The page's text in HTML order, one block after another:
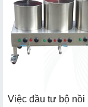
Việc đầu tư bộ nồi